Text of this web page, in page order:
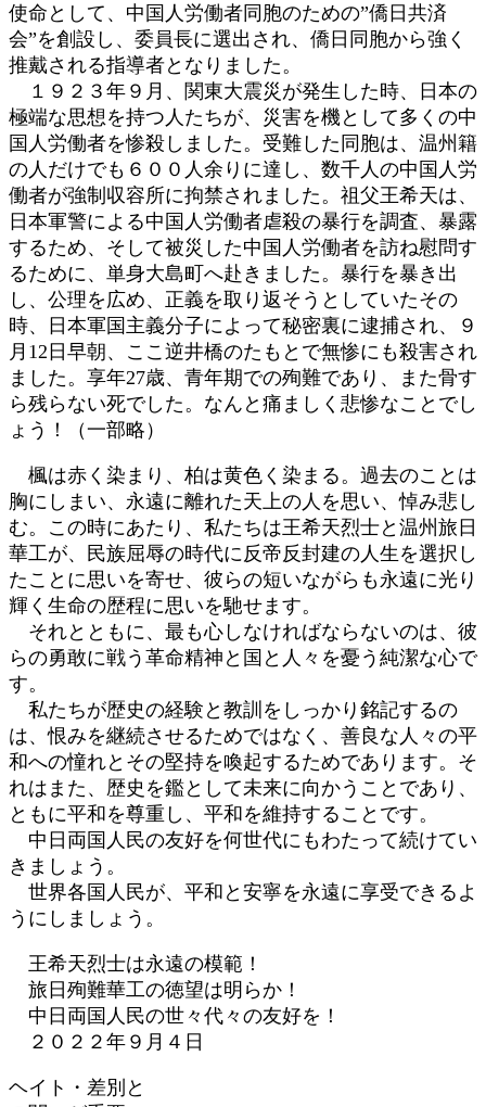
使命として、中国人労働者同胞のための”僑日共済
会”を創設し、委員長に選出され、僑日同胞から強く
推戴される指導者となりました。
１９２３年９月、関東大震災が発生した時、日本の
極端な思想を持つ人たちが、災害を機として多くの中
国人労働者を惨殺しました。受難した同胞は、温州籍
の人だけでも６００人余りに達し、数千人の中国人労
働者が強制収容所に拘禁されました。祖父王希天は、
日本軍警による中国人労働者虐殺の暴行を調査、暴露
するため、そして被災した中国人労働者を訪ね慰問す
るために、単身大島町へ赴きました。暴行を暴き出
し、公理を広め、正義を取り返そうとしていたその
時、日本軍国主義分子によって秘密裏に逮捕され、９
月12日早朝、ここ逆井橋のたもとで無惨にも殺害され
ました。享年27歳、青年期での殉難であり、また骨す
ら残らない死でした。なんと痛ましく悲惨なことでし
ょう！（一部略）
楓は赤く染まり、柏は黄色く染まる。過去のことは
胸にしまい、永遠に離れた天上の人を思い、悼み悲し
む。この時にあたり、私たちは王希天烈士と温州旅日
華工が、民族屈辱の時代に反帝反封建の人生を選択し
たことに思いを寄せ、彼らの短いながらも永遠に光り
輝く生命の歴程に思いを馳せます。
それとともに、最も心しなければならないのは、彼
らの勇敢に戦う革命精神と国と人々を憂う純潔な心で
す。
私たちが歴史の経験と教訓をしっかり銘記するの
は、恨みを継続させるためではなく、善良な人々の平
和への憧れとその堅持を喚起するためであります。そ
れはまた、歴史を鑑として未来に向かうことであり、
ともに平和を尊重し、平和を維持することです。
中日両国人民の友好を何世代にもわたって続けてい
きましょう。
世界各国人民が、平和と安寧を永遠に享受できるよ
うにしましょう。
王希天烈士は永遠の模範！
旅日殉難華工の徳望は明らか！
中日両国人民の世々代々の友好を！
２０２２年９月４日
ヘイト・差別と